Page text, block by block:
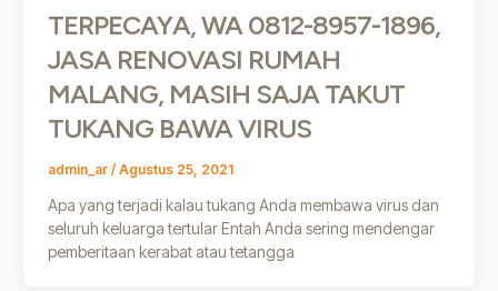
TERPECAYA, WA 0812-8957-1896,
JASA RENOVASI RUMAH
MALANG, MASIH SAJA TAKUT
TUKANG BAWA VIRUS
admin_ar / Agustus 25, 2021
Apa yang terjadi kalau tukang Anda membawa virus dan
seluruh keluarga tertular Entah Anda sering mendengar
pemberitaan kerabat atau tetangga